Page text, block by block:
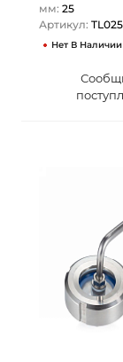
мм: 25
Артикул:
Нет В Наличии